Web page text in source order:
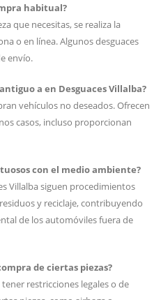
habitual?
que necesitas, se realiza la
o en línea. Algunos desguaces
envío.
a en Desguaces Villalba?
vehículos no deseados. Ofrecen
casos, incluso proporcionan
con el medio ambiente?
Villalba siguen procedimientos
y reciclaje, contribuyendo
de los automóviles fuera de
de ciertas piezas?
restricciones legales o de